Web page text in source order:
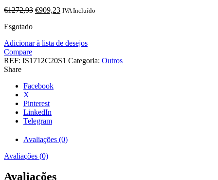
€1272,93 O
€1272,93.
€909,23O
€909,23.
IVA Incluído
Esgotado
Adicionar à lista de desejos
Compare
REF: IS1712C20S1 Categoria: Outros
Share
Facebook
X
Pinterest
LinkedIn
Telegram
Avaliações (0)
Avaliações (0)
Avaliações